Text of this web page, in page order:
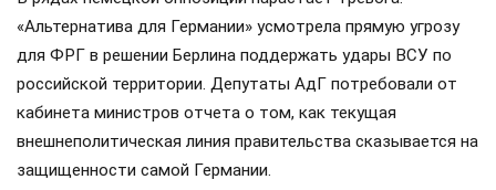
«Альтернатива для Германии» усмотрела прямую угрозу
для ФРГ в решении Берлина поддержать удары ВСУ по
российской территории. Депутаты АдГ потребовали от
кабинета министров отчета о том, как текущая
внешнеполитическая линия правительства сказывается на
защищенности самой Германии.